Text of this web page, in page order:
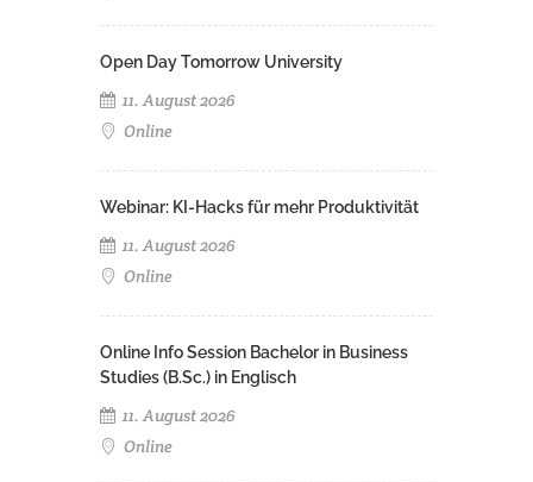
Open Day Tomorrow University
11. August 2026
Online
Webinar: KI-Hacks für mehr Produktivität
11. August 2026
Online
Online Info Session Bachelor in Business
Studies (B.Sc.) in Englisch
11. August 2026
Online